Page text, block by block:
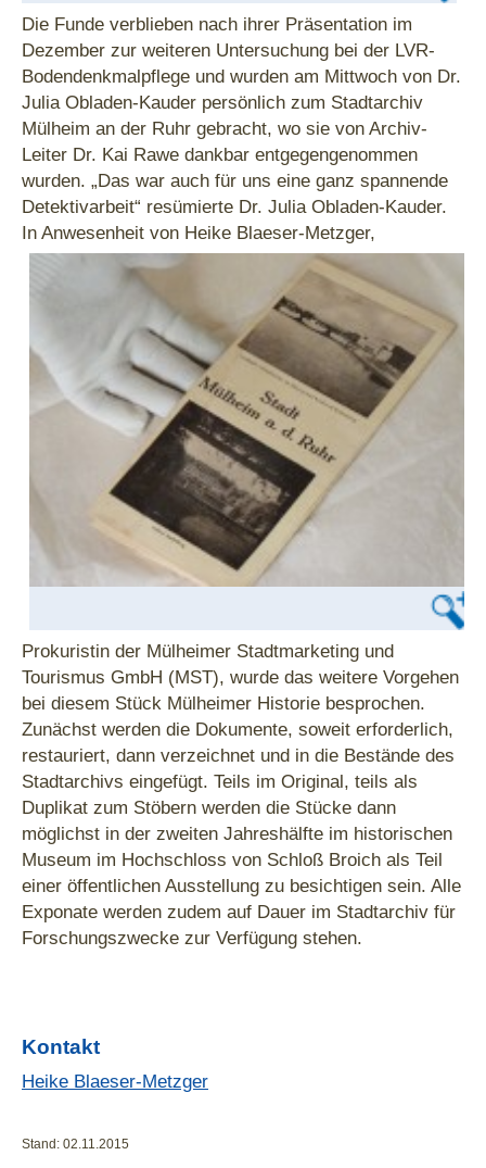
Die Funde verblieben nach ihrer Präsentation im
Dezember zur weiteren Untersuchung bei der LVR-
Bodendenkmalpflege und wurden am Mittwoch von Dr.
Julia Obladen-Kauder persönlich zum Stadtarchiv
Mülheim an der Ruhr gebracht, wo sie von Archiv-
Leiter Dr. Kai Rawe dankbar entgegengenommen
wurden. „Das war auch für uns eine ganz spannende
Detektivarbeit“ resümierte Dr. Julia Obladen-Kauder.
In Anwesenheit von Heike Blaeser-Metzger,
Prokuristin der Mülheimer Stadtmarketing und
Tourismus GmbH (MST), wurde das weitere Vorgehen
bei diesem Stück Mülheimer Historie besprochen.
Zunächst werden die Dokumente, soweit erforderlich,
restauriert, dann verzeichnet und in die Bestände des
Stadtarchivs eingefügt. Teils im Original, teils als
Duplikat zum Stöbern werden die Stücke dann
möglichst in der zweiten Jahreshälfte im historischen
Museum im Hochschloss von Schloß Broich als Teil
einer öffentlichen Ausstellung zu besichtigen sein. Alle
Exponate werden zudem auf Dauer im Stadtarchiv für
Forschungszwecke zur Verfügung stehen.
Kontakt
Heike Blaeser-Metzger
Stand: 02.11.2015